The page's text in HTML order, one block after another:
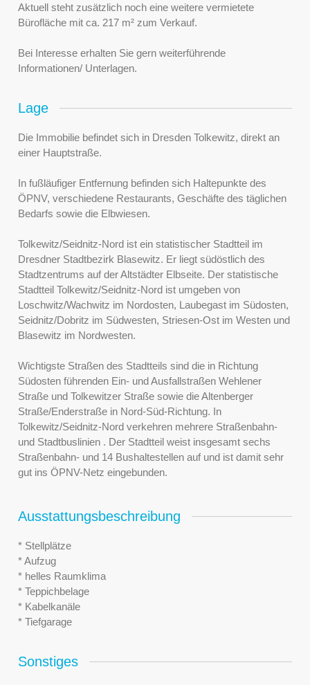
Aktuell steht zusätzlich noch eine weitere vermietete
Bürofläche mit ca. 217 m² zum Verkauf.
Bei Interesse erhalten Sie gern weiterführende
Informationen/ Unterlagen.
Lage
Die Immobilie befindet sich in Dresden Tolkewitz, direkt an
einer Hauptstraße.
In fußläufiger Entfernung befinden sich Haltepunkte des
ÖPNV, verschiedene Restaurants, Geschäfte des täglichen
Bedarfs sowie die Elbwiesen.
Tolkewitz/Seidnitz-Nord ist ein statistischer Stadtteil im
Dresdner Stadtbezirk Blasewitz. Er liegt südöstlich des
Stadtzentrums auf der Altstädter Elbseite. Der statistische
Stadtteil Tolkewitz/Seidnitz-Nord ist umgeben von
Loschwitz/Wachwitz im Nordosten, Laubegast im Südosten,
Seidnitz/Dobritz im Südwesten, Striesen-Ost im Westen und
Blasewitz im Nordwesten.
Wichtigste Straßen des Stadtteils sind die in Richtung
Südosten führenden Ein- und Ausfallstraßen Wehlener
Straße und Tolkewitzer Straße sowie die Altenberger
Straße/Enderstraße in Nord-Süd-Richtung. In
Tolkewitz/Seidnitz-Nord verkehren mehrere Straßenbahn-
und Stadtbuslinien . Der Stadtteil weist insgesamt sechs
Straßenbahn- und 14 Bushaltestellen auf und ist damit sehr
gut ins ÖPNV-Netz eingebunden.
Ausstattungsbeschreibung
* Stellplätze
* Aufzug
* helles Raumklima
* Teppichbelage
* Kabelkanäle
* Tiefgarage
Sonstiges